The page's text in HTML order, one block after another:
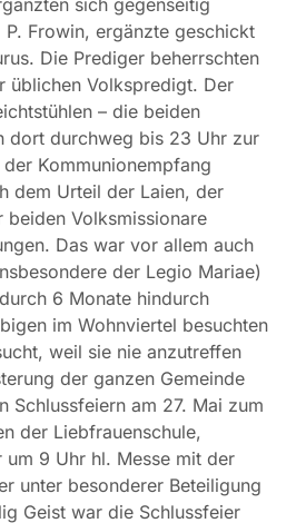
sich gegenseitig
Frowin, ergänzte geschickt
Die Prediger beherrschten
üblichen Volkspredigt. Der
– die beiden
dort durchweg bis 23 Uhr zur
Kommunionempfang
dem Urteil der Laien, der
beiden Volksmissionare
Das war vor allem auch
der Legio Mariae)
6 Monate hindurch
im Wohnviertel besuchten
weil sie nie anzutreffen
der ganzen Gemeinde
Schlussfeiern am 27. Mai zum
der Liebfrauenschule,
9 Uhr hl. Messe mit der
unter besonderer Beteiligung
Geist war die Schlussfeier